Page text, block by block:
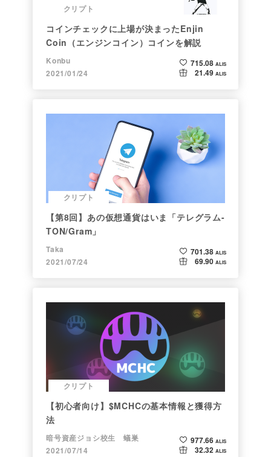
クリプト
コインチェックに上場が決まったEnjin
Coin（エンジンコイン）コインを解説
Konbu
2021/01/24
715.08 ALIS
21.49 ALIS
クリプト
【第8回】あの仮想通貨はいま「テレグラム-
TON/Gram」
Taka
2021/07/24
701.38 ALIS
69.90 ALIS
クリプト
【初心者向け】$MCHCの基本情報と獲得方
法
暗号資産ジョシ校生 蟻巣
2021/07/14
977.66 ALIS
32.32 ALIS